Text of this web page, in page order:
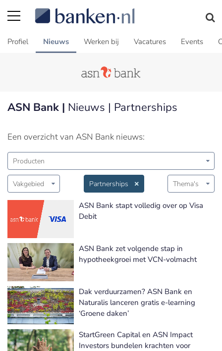
Profiel Nieuws Werken bij Vacatures Events
ASN Bank | Nieuws | Partnerships
Een overzicht van ASN Bank nieuws:
Producten
Vakgebied Partnerships Thema's
ASN Bank stapt volledig over op Visa
Debit
ASN Bank zet volgende stap in
hypotheekgroei met VCN-volmacht
Dak verduurzamen? ASN Bank en
Naturalis lanceren gratis e-learning
‘Groene daken’
StartGreen Capital en ASN Impact
Investors bundelen krachten voor